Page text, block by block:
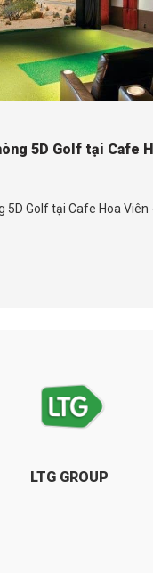
5D Golf tại Cafe
5D Golf tại Cafe Hoa
LTG GROUP